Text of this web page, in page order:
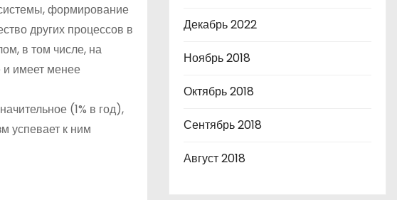
формирование
других процессов в
в том числе, на
и имеет менее
(1% в год),
успевает к ним
Декабрь 2022
Ноябрь 2018
Октябрь 2018
Сентябрь 2018
Август 2018